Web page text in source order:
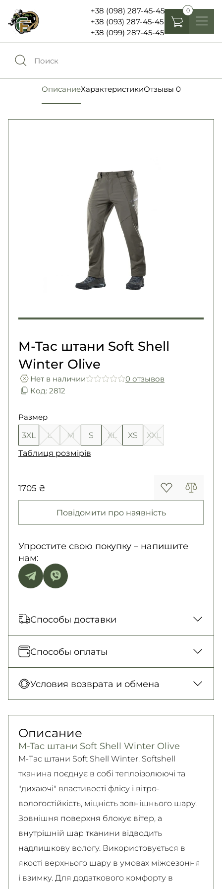
+38 (098) 287-45-45
+38 (093) 287-45-45
+38 (099) 287-45-45
0
Сравнение0
Избранное0
Возврат и обмен
Обувь
Шевроны, патчи , нашивки
Second Hand NATO
ОписаниеХарактеристикиОтзывы 0
M-Tac штани Soft Shell
Winter Olive
Нет в наличии
0 отзывов
Код: 2812
Размер
3XL L M S XL XS
XXL
Таблиця розмірів
1705 ₴
Повідомити про наявність
Упростите свою покупку – напишите
нам:
Способы доставки
Отправка каждый день. Наложенный
платеж только для заказов от 500 грн.
150 грн. / 1-2 дня
300 грн. / 1-2 дня
Самовывоз
Безкоштовно
Подробнее
Способы оплаты
картой в отделении, Картой онлайн, Google
Pay, PrivatPay, Visa, Mastercard.
Подробнее
Условия возврата и обмена
Подробно об условиях возврата и обмена
читайте на
странице
Описание
M-Tac штани Soft Shell Winter Olive
M-Tac штани Soft Shell Winter. Softshell
тканина поєднує в собі теплоізолюючі та
"дихаючі" властивості флісу і вітро-
вологостійкість, міцність зовнішнього шару.
Зовнішня поверхня блокує вітер, а
внутрішній шар тканини відводить
надлишкову вологу. Використовується в
якості верхнього шару в умовах міжсезоння
і взимку. Для додаткового комфорту в